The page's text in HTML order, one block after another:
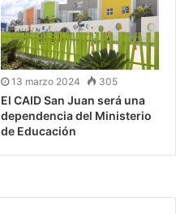
13 marzo 2024 305
El CAID San Juan será una
dependencia del Ministerio
de Educación